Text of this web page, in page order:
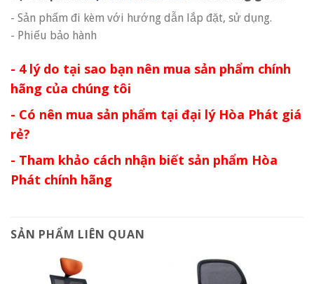
- Sản phẩm đi kèm với hướng dẫn lắp đặt, sử dụng.
- Phiếu bảo hành
- 4 lý do tại sao bạn nên mua sản phẩm chính
hãng của chúng tôi
- Có nên mua sản phẩm tại đại lý Hòa Phát giá
rẻ?
- Tham khảo cách nhận biết sản phẩm Hòa
Phát chính hãng
SẢN PHẨM LIÊN QUAN